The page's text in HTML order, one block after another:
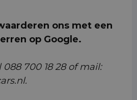
ons met een
op Google.
088 700 18 28 of mail: